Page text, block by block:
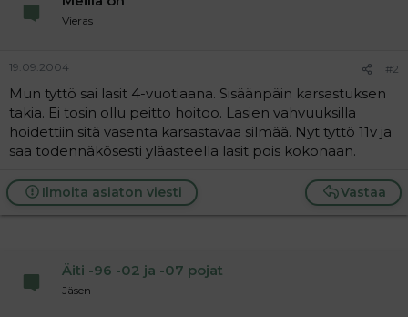
t
a
Vieras
19.09.2004 #2
Mun tyttö sai lasit 4-vuotiaana. Sisäänpäin karsastuksen
takia. Ei tosin ollu peitto hoitoo. Lasien vahvuuksilla
hoidettiin sitä vasenta karsastavaa silmää. Nyt tyttö 11v ja
saa todennäkösesti yläasteella lasit pois kokonaan.
Vastaa
Ilmoita asiaton viesti
Äiti -96 -02 ja -07 pojat
Jäsen